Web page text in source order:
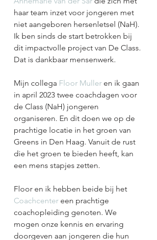
haar team inzet voor jongeren met
niet aangeboren hersenletsel (NaH).
Ik ben sinds de start betrokken bij
dit impactvolle project van De Class.
Dat is dankbaar mensenwerk.
Mijn collega Floor Muller en ik gaan
in april 2023 twee coachdagen voor
de Class (NaH) jongeren
organiseren. En dit doen we op de
prachtige locatie in het groen van
Greens in Den Haag. Vanuit de rust
die het groen te bieden heeft, kan
een mens stapjes zetten.
Floor en ik hebben beide bij het
Coachcenter een prachtige
coachopleiding genoten. We
mogen onze kennis en ervaring
doorgeven aan jongeren die hun